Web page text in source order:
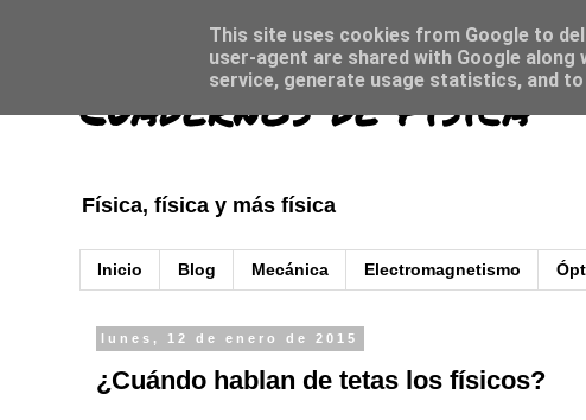
Cuadernos de Física
Física, física y más física
Inicio Blog Mecánica Electromagnetismo
lunes, 12 de enero de 2015
¿Cuándo hablan de tetas los físicos?
This site uses cookies from Google to
user-agent are shared with Google
service, generate usage statistics, and